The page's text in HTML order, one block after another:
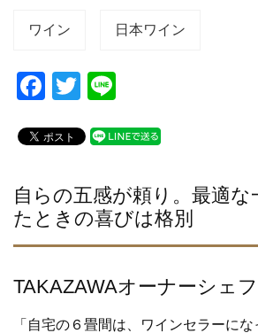
ワイン 日本ワイン
F
c
b
o
o
k
T
tt
e
自らの五感が頼り。最適な
たときの喜びは格別
TAKAZAWAオーナーシェ
「自宅の６畳間は、ワインセラーに